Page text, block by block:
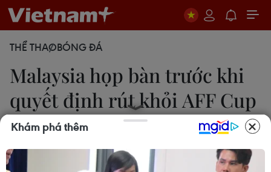
THỂ THAOBÓNG ĐÁ
Malaysia họp bàn trước khi
quyết định rút khỏi AFF Cup
2016
Lê Hòa/Kuala Lumpur
Khám phá thêm